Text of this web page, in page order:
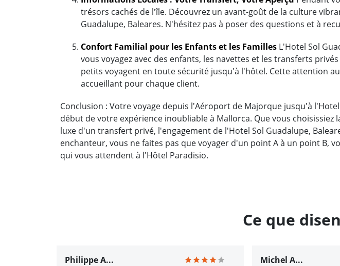
trésors cachés de l'île. Découvrez un avant-goût de la culture
Guadalupe, Baleares. N'hésitez pas à poser des questions et à
Confort Familial pour les Enfants et les Familles L'Hotel Sol
vous voyagez avec des enfants, les navettes et les transferts
petits voyagent en toute sécurité jusqu'à l'hôtel. Cette attention
accueillant pour chaque client.
Conclusion : Votre voyage depuis l'Aéroport de Majorque jusqu'à
début de votre expérience inoubliable à Mallorca. Que vous
luxe d'un transfert privé, l'engagement de l'Hotel Sol Guadalupe,
enchanteur, vous ne faites pas que voyager d'un point A à un point B,
qui vous attendent à l'Hôtel Paradisio.
Ce que
Philippe A... Michel A...